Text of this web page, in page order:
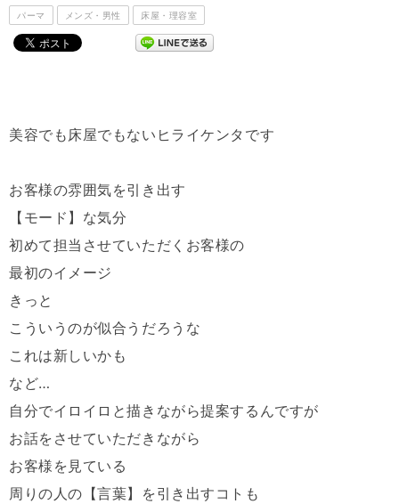
パーマ メンズ・男性 床屋・理容室
美容でも床屋でもないヒライケンタです
お客様の雰囲気を引き出す
【モード】な気分
初めて担当させていただくお客様の
最初のイメージ
きっと
こういうのが似合うだろうな
これは新しいかも
など…
自分でイロイロと描きながら提案するんですが
お話をさせていただきながら
お客様を見ている
周りの人の【言葉】を引き出すコトも